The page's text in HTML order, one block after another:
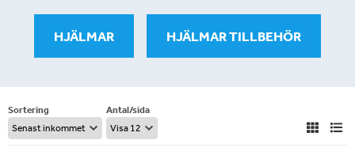
HJÄLMAR HJÄLMAR TILLBEHÖR
Sortering Antal/sida